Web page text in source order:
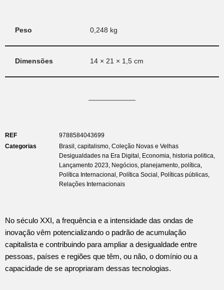
Peso 0,248 kg
Dimensões 14 × 21 × 1,5 cm
REF
9788584043699
Categorias
Brasil capitalismo Coleção Novas e Velhas
Desigualdades na Era Digital Economia historia politica
Lançamento 2023 Negócios planejamento política
Política Internacional Política Social Políticas públicas
Relações Internacionais
No século XXI, a frequência e a intensidade das ondas de
inovação vêm potencializando o padrão de acumulação
capitalista e contribuindo para ampliar a desigualdade entre
pessoas, países e regiões que têm, ou não, o domínio ou a
capacidade de se apropriaram dessas tecnologias.